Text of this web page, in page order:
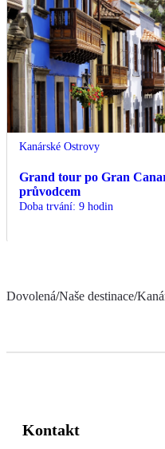
Kanárské Ostrovy
Grand tour po Gran
průvodcem
Doba trvání: 9 hodin
Dovolená/Naše destinace/
Kontakt